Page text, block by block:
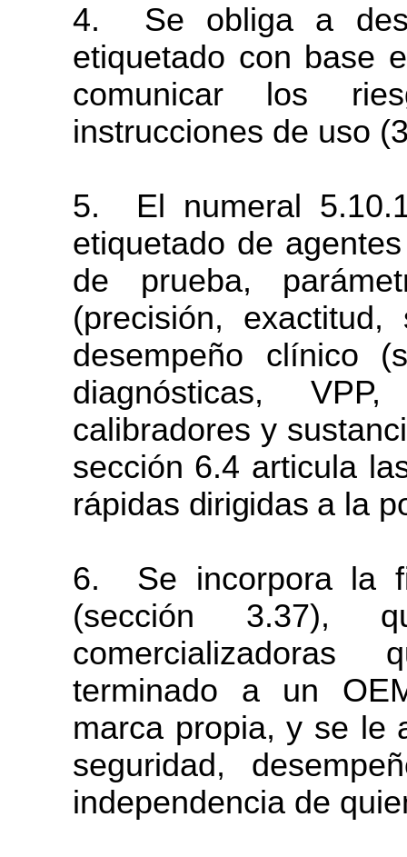
4.
Se obliga a
etiquetado con base
comunicar los
instrucciones de uso
5.
El numeral
etiquetado de
de prueba,
(precisión, exactitud,
desempeño clínico
diagnósticas,
VPP,
calibradores y
sección 6.4 articula
rápidas dirigidas a la
6.
Se incorpora la
(sección 3.37),
comercializadoras
terminado a un
marca propia, y se le
seguridad,
independencia de